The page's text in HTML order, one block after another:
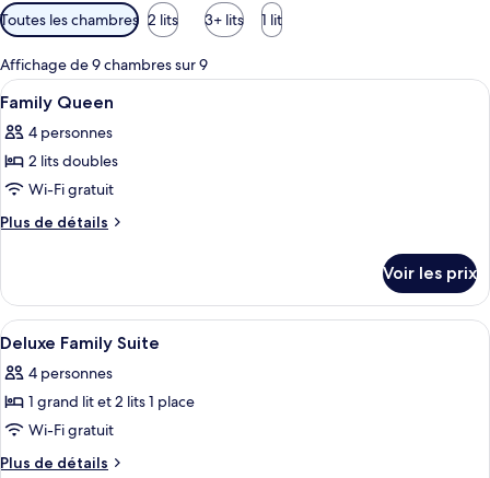
Filtres
disponibles
pour
les
chambres
Toutes les chambres 2 lits 3+ lits 1 lit
Affichage de 9 chambres sur 9
Afficher
toutes
les
photos
pour
ce
chambre :
Family
Queen
Literie de qualité supérieure,
3
Family Queen
4 personnes
2 lits doubles
Wi-Fi gratuit
Plus de détails
Plus
le
type
de
Family
Queen
Voir les prix
Afficher
toutes
les
photos
pour
ce
Literie de qualité supérieure,
2
Deluxe Family Suite
4 personnes
1 grand lit et 2 lits 1 place
Wi-Fi gratuit
Plus de détails
Plus